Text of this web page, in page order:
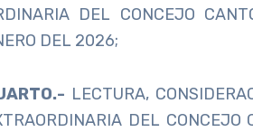
DEL CONCEJO
DEL 2026;
LECTURA,
DEL